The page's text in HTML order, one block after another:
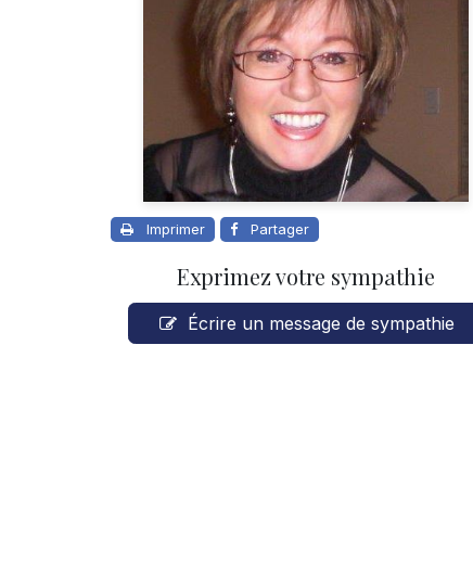
Imprimer Partager
Exprimez votre sympathie
Écrire un message de sympathie